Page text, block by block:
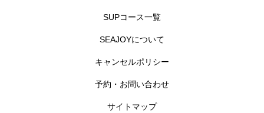
SUPコース一覧
SEAJOYについて
キャンセルポリシー
予約・お問い合わせ
サイトマップ